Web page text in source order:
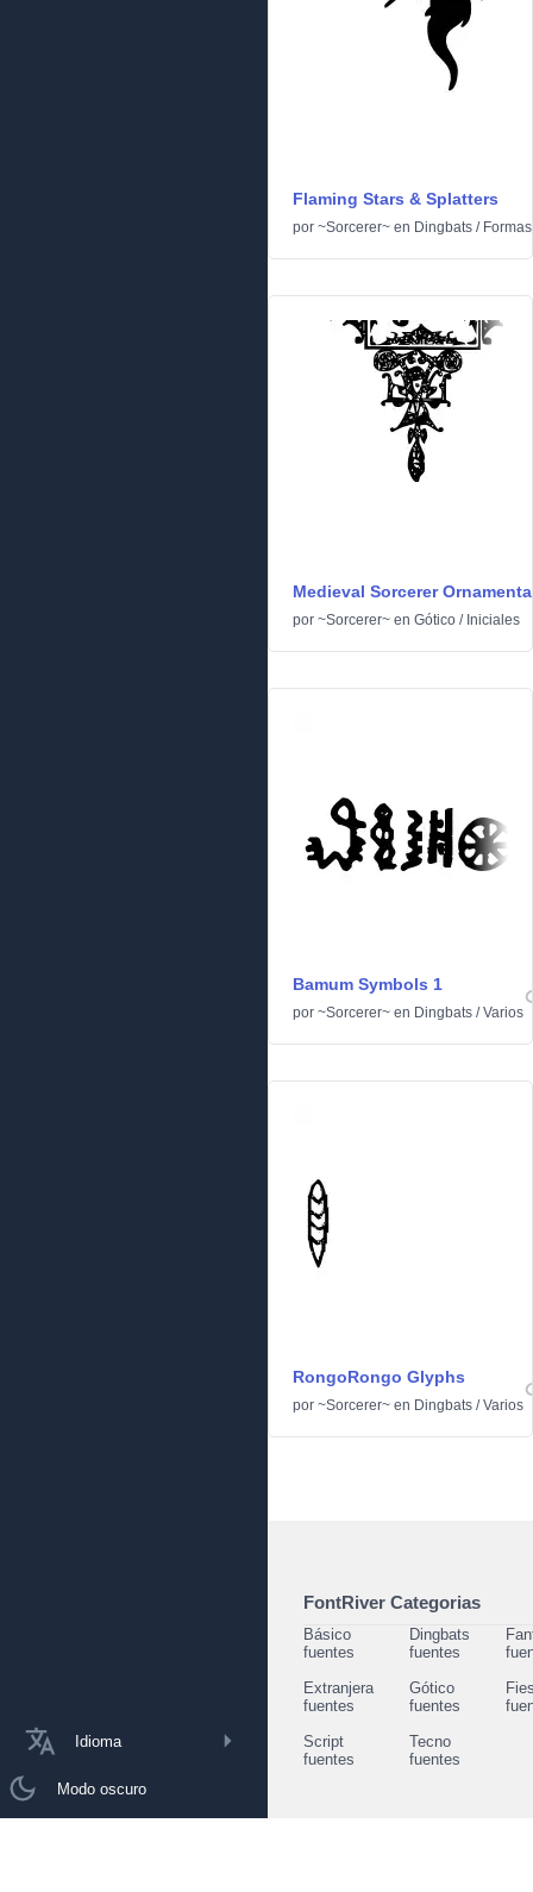
Idioma
Modo oscuro
Flaming Stars & Splatters
por ~Sorcerer~ en Dingbats / Formas
Medieval Sorcerer
por ~Sorcerer~ en Gótico / Iniciales
Bamum Symbols 1
por ~Sorcerer~ en Dingbats /Varios
RongoRongo Glyphs
por ~Sorcerer~ en Dingbats /Varios
FontRiver Categorias
Básico
fuentes
Dingbats
fuentes
Extranjera
fuentes
Gótico
fuentes
Script
fuentes
Tecno
fuentes